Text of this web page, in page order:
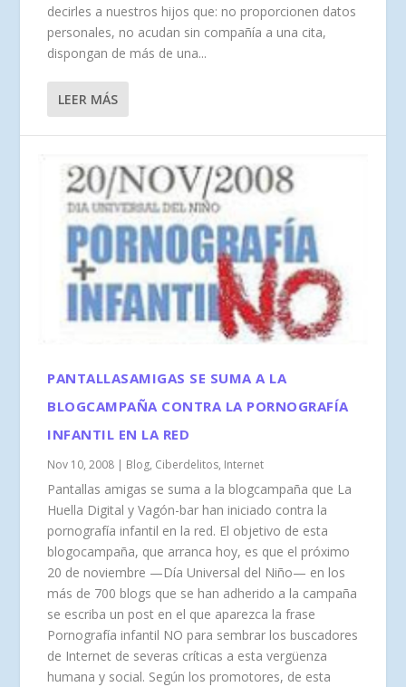
decirles a nuestros hijos que: no proporcionen datos
personales, no acudan sin compañía a una cita,
dispongan de más de una...
LEER MÁS
PANTALLASAMIGAS SE SUMA A LA
BLOGCAMPAÑA CONTRA LA PORNOGRAFÍA
INFANTIL EN LA RED
Nov 10, 2008 | Blog, Ciberdelitos, Internet
Pantallas amigas se suma a la blogcampaña que La
Huella Digital y Vagón-bar han iniciado contra la
pornografía infantil en la red. El objetivo de esta
blogocampaña, que arranca hoy, es que el próximo
20 de noviembre —Día Universal del Niño— en los
más de 700 blogs que se han adherido a la campaña
se escriba un post en el que aparezca la frase
Pornografía infantil NO para sembrar los buscadores
de Internet de severas críticas a esta vergüenza
humana y social. Según los promotores, de esta